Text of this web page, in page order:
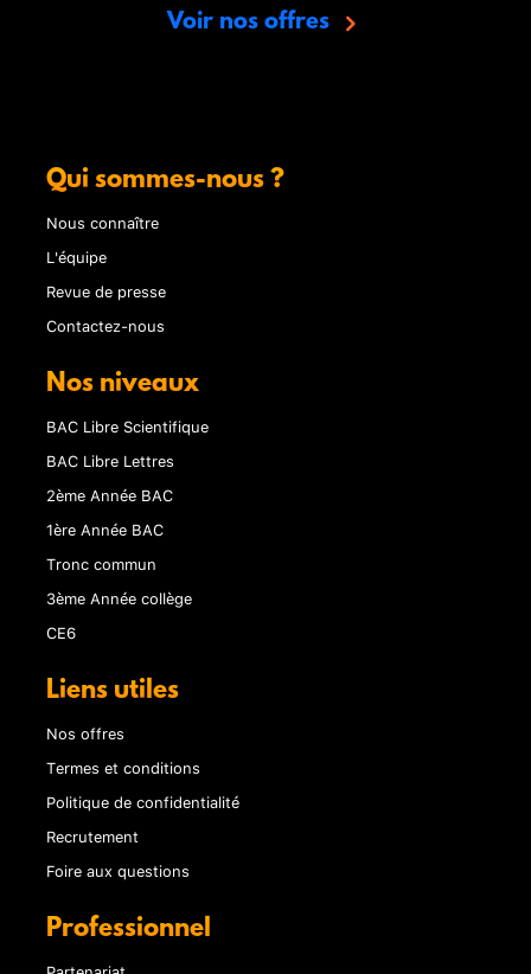
Voir nos offres
Qui sommes-nous ?
Nous connaître
L'équipe
Revue de presse
Contactez-nous
Nos niveaux
BAC Libre Scientifique
BAC Libre Lettres
2ème Année BAC
1ère Année BAC
Tronc commun
3ème Année collège
CE6
Liens utiles
Nos offres
Termes et conditions
Politique de confidentialité
Recrutement
Foire aux questions
Professionnel